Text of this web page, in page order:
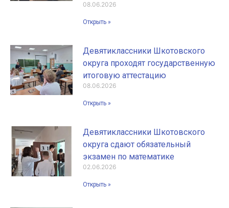
08.06.2026
Открыть »
Девятиклассники Шкотовского
округа проходят государственную
итоговую аттестацию
08.06.2026
Открыть »
Девятиклассники Шкотовского
округа сдают обязательный
экзамен по математике
02.06.2026
Открыть »